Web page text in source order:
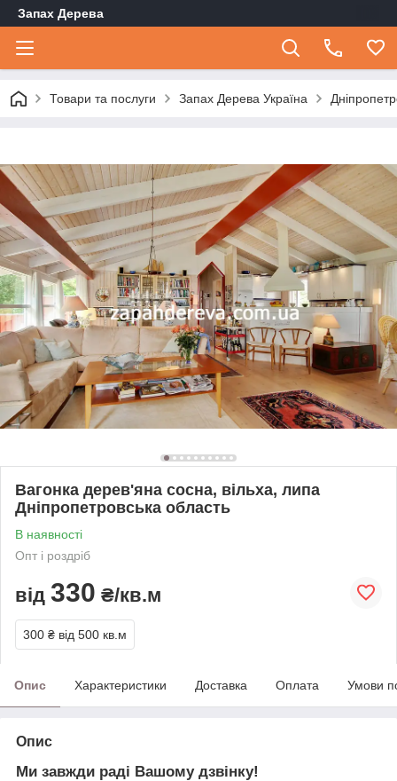
Запах Дерева
Товари та послуги Запах Дерева Україна
Вагонка дерев'яна сосна, вільха, липа
Дніпропетровська область
В наявності
Опт і роздріб
від 330 ₴/кв.м
300 ₴ від 500 кв.м
Опис Характеристики Доставка Оплата Умови
Опис
Ми завжди раді Вашому дзвінку!